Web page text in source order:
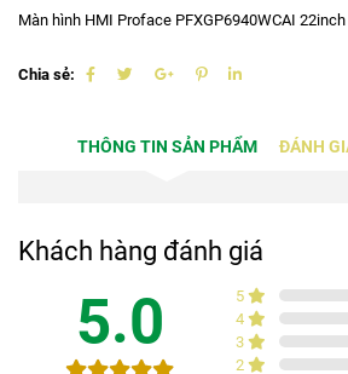
Màn hình HMI Proface PFXGP6940WCAI
Chia sẻ:
THÔNG TIN SẢN PHẨM ĐÁNH
Khách hàng đánh giá
5.0 5
4
3
2